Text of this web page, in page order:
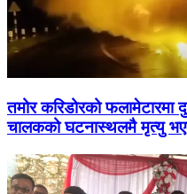
तमोर करिडोरको फलामेटारमा
चालकको घटनास्थलमै मृत्यु